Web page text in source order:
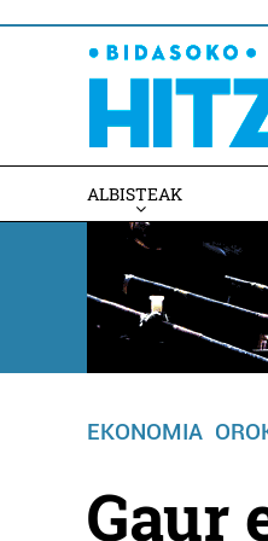
ALBISTEAK
EKONOMIA
Gaur